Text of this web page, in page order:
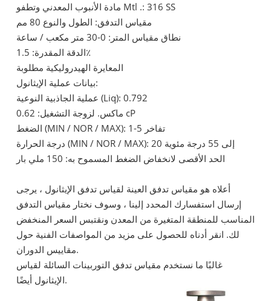
مادة الأنبوب المعدني وتطفو Mtl .: 316 SS
مقياس التدفق: الطول والنوع 80 مم
نطاق مقياس المتر: 0-30 متر مكعب / ساعة
الدقة المقدرة: 1.5٪
المعايرة الهيدروليكية مطلوبة
بيانات عملية الإيثانول:
عملية الجاذبية النوعية (Liq): 0.792
ماكس. لزوجة التشغيل: 0.62 cP
الضغط (MIN / NOR / MAX): 1-5 تفاخر
درجة الحرارة (MIN / NOR / MAX): 20 إلى 55 درجة مئوية
الحد الأقصى لانخفاض الضغط المسموح به: 150 ملي بار
أعلاه هو مقياس تدفق العينة لقياس تدفق الإيثانول ، يرجى
إرسال استفسارك المحدد إلينا ، وسوف نختار مقياس التدفق
المناسب للمنطقة المتغيرة من المعدن ونقتبس السعر المنخفض
لك. انقر أدناه للحصول على مزيد من المواصفات الفنية حول
مقاييس الدوران.
غالبًا ما نستخدم مقياس تدفق التوربينات السائلة لقياس
الإيثانول أيضًا.